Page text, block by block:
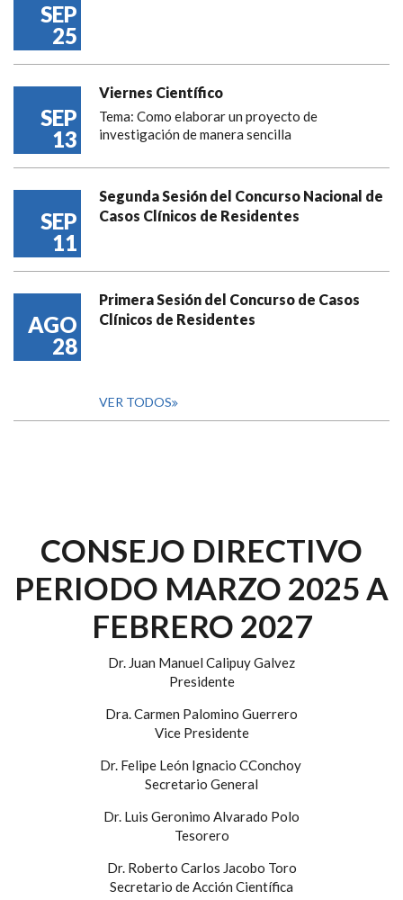
SEP
25
SEP
13
Viernes Científico
Tema: Como elaborar un proyecto de
investigación de manera sencilla
SEP
11
Segunda Sesión del Concurso Nacional de
Casos Clínicos de Residentes
AGO
28
Primera Sesión del Concurso de Casos
Clínicos de Residentes
VER TODOS
CONSEJO DIRECTIVO
PERIODO MARZO 2025 A
FEBRERO 2027
Dr. Juan Manuel Calipuy Galvez
Presidente
Dra. Carmen Palomino Guerrero
Vice Presidente
Dr. Felipe León Ignacio CConchoy
Secretario General
Dr. Luis Geronimo Alvarado Polo
Tesorero
Dr. Roberto Carlos Jacobo Toro
Secretario de Acción Científica